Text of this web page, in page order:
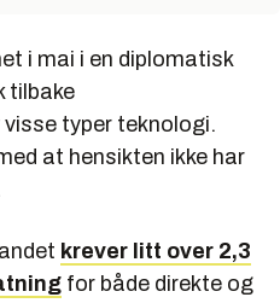
i mai i en diplomatisk
tilbake
typer teknologi.
at hensikten ikke har
krever litt over 2,3
for både direkte og